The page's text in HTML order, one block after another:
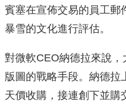
賓塞在宣佈交易的員工郵
暴雪的文化進行評估。
對微軟CEO納德拉來說
版圖的戰略手段。納德拉
天價收購，接連創下並購